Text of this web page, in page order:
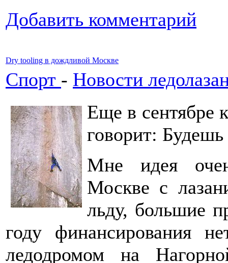
Добавить комментарий
Dry tooling в дождливой Москве
Спорт - Новости
Еще в сентябре
говорит:
Мне идея
Москве с
льду, большие
году финансирования
ледодромом на